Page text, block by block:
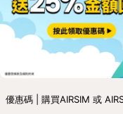
優惠碼 | 購買AIRSIM 或